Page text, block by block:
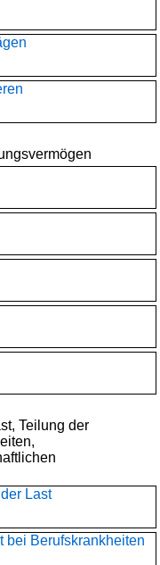
Teilung der
Last
bei Berufskrankheiten